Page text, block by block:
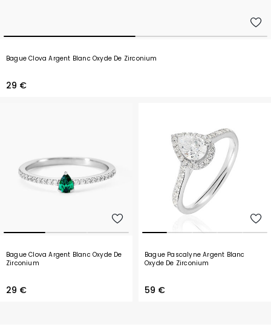
Bague Clova Argent Blanc Oxyde De Zirconium
29 €
Bague Clova Argent Blanc Oxyde De
Zirconium
29 €
Bague Pascalyne Argent Blanc
Oxyde De Zirconium
59 €